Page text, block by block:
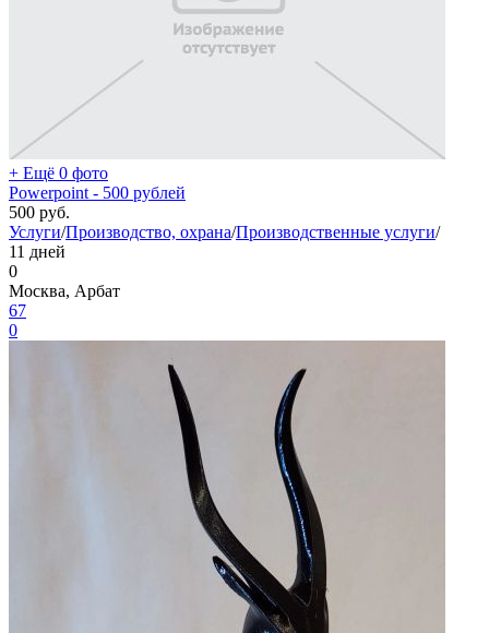
+ Ещё 0 фото
Powerpoint - 500 рублей
500 руб.
Услуги/Производство, охрана/Производственные услуги/
11 дней
0
Москва, Арбат
67
0